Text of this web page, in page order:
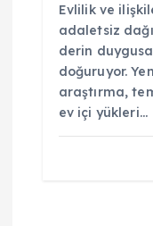
Evlilik ve
adaletsiz
derin
doğuruyor.
araştırma,
ev içi yükleri…